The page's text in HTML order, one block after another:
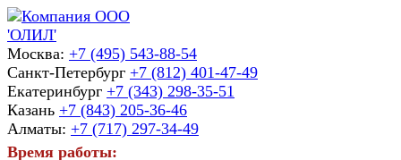
Москва: +7 (495) 543-88-54
Санкт-Петербург +7 (812) 401-47-49
Екатеринбург +7 (343) 298-35-51
Казань +7 (843) 205-36-46
Алматы: +7 (717) 297-34-49
Время работы: